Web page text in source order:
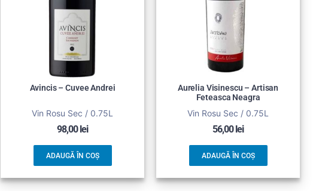
Avincis – Cuvee Andrei
Vin Rosu Sec / 0.75L
98,00lei
ADAUGĂ ÎN COȘ
Aurelia Visinescu – Artisan
Feteasca Neagra
Vin Rosu Sec / 0.75L
56,00lei
ADAUGĂ ÎN COȘ